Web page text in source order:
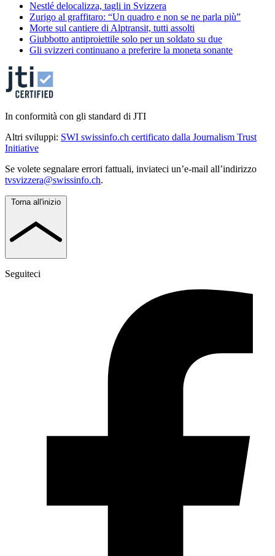
Nestlé delocalizza, tagli in Svizzera
Zurigo al graffitaro: “Un quadro e non se ne parla più”
Morte sul cantiere di Alptransit, tutti assolti
Giubbotto antiproiettile solo per un soldato su due
Gli svizzeri continuano a preferire la moneta sonante
In conformità con gli standard di JTI
Altri sviluppi: SWI swissinfo.ch certificato dalla Journalism Trust
Initiative
Se volete segnalare errori fattuali, inviateci un’e-mail all’indirizzo
tvsvizzera@swissinfo.ch.
Torna all'inizio
Seguiteci